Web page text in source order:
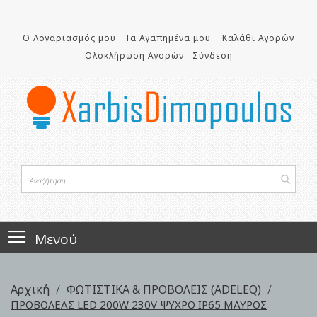
περιεχόμενο
Ο Λογαριασμός μου Τα Αγαπημένα μου
Καλάθι Αγορών
Ολοκλήρωση Αγορών
Σύνδεση
Μενού
Αρχική ΦΩΤΙΣΤΙΚΑ & ΠΡΟΒΟΛΕΙΣ (ADELEQ)
ΠΡΟΒΟΛΕΑΣ LED 200W 230V ΨΥΧΡΟ IP65 ΜΑΥΡΟΣ